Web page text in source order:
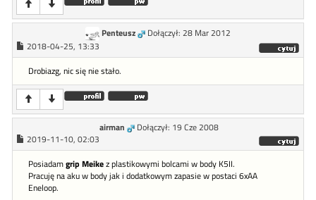
Penteusz
Dołączył: 28 Mar 2012
2018-04-25, 13:33
Drobiazg, nic się nie stało.
airman
Dołączył: 19 Cze 2008
2019-11-10, 02:03
Posiadamgrip Meikez plastikowymi bolcami w body K5II.
Pracuję na aku w body jak i dodatkowym zapasie w postaci 6xAA
Eneloop.